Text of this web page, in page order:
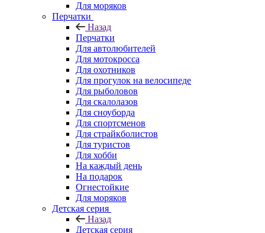
Для моряков
Перчатки
Назад
Перчатки
Для автолюбителей
Для мотокросса
Для охотников
Для прогулок на велосипеде
Для рыболовов
Для скалолазов
Для сноуборда
Для спортсменов
Для страйкболистов
Для туристов
Для хобби
На каждый день
На подарок
Огнестойкие
Для моряков
Детская серия
Назад
Детская серия